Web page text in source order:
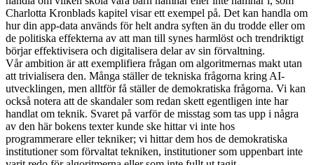
Charlotta Kronblads kapitel visar ett exempel på. Det kan handla om
hur din app-data används för helt andra syften än du trodde eller om
de politiska effekterna av att man till synes harmlöst och trendriktigt
börjar effektivisera och digitalisera delar av sin förvaltning.
Vår ambition är att exemplifiera frågan om algoritmernas makt utan
att trivialisera den. Många ställer de tekniska frågorna kring AI-
utvecklingen, men alltför få ställer de demokratiska frågorna. Vi kan
också notera att de skandaler som redan skett egentligen inte har
handlat om teknik. Svaret på varför de misstag som tas upp i några
av den här bokens texter kunde ske hittar vi inte hos
programmerare eller tekniker; vi hittar dem hos de demokratiska
institutioner som förvaltat tekniken, institutioner som uppenbart inte